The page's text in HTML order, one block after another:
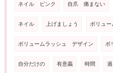
ネイル ピンク 自爪 痛まない
ネイル 上げましょう ボリュ
ボリュームラッシュ デザイン ボ
自分だけの 有意義 時間